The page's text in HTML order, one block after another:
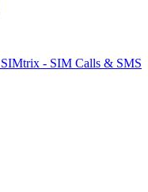
SIMtrix - SIM Calls & SMS